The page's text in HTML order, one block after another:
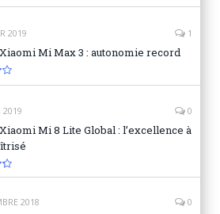
2019 1
Mi Max 3 : autonomie record
2019 0
Mi 8 Lite Global : l’excellence à
2018 0